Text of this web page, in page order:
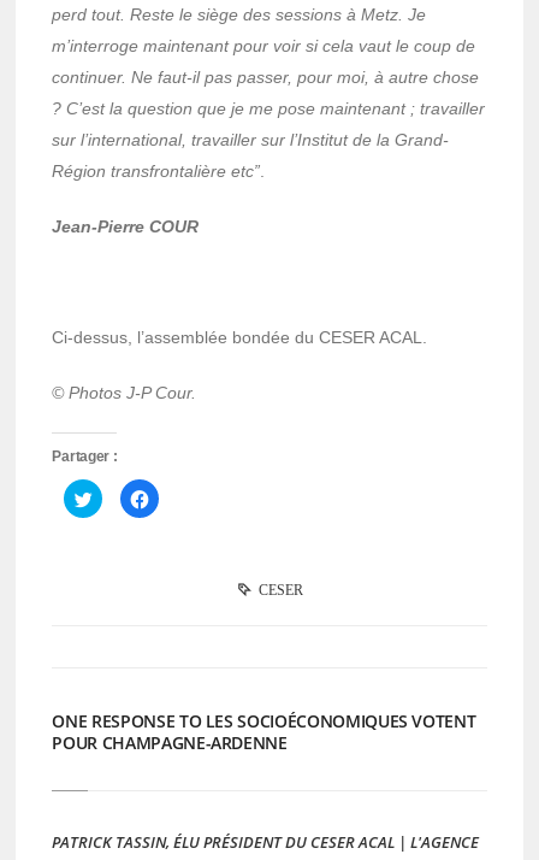
perd tout. Reste le siège des sessions à Metz. Je
m’interroge maintenant pour voir si cela vaut le coup de
continuer. Ne faut-il pas passer, pour moi, à autre chose
? C’est la question que je me pose maintenant ; travailler
sur l’international, travailler sur l’Institut de la Grand-
Région transfrontalière etc”.
Jean-Pierre COUR
Ci-dessus, l’assemblée bondée du CESER ACAL.
© Photos J-P Cour.
Partager :
Cliquez
pour
partager
Cliquez
pour
CESER
ONE RESPONSE TO LES SOCIOÉCONOMIQUES VOTENT
POUR CHAMPAGNE-ARDENNE
PATRICK TASSIN, ÉLU PRÉSIDENT DU CESER ACAL | L'AGENCE